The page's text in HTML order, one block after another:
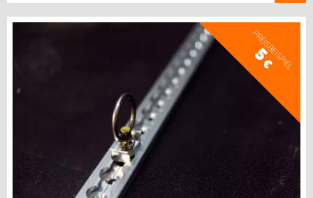
PREISBEISPIEL
5
€